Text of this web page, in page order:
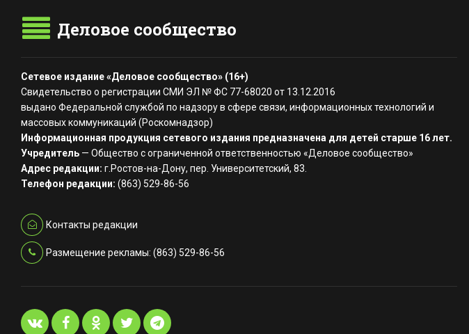
Деловое сообщество
Сетевое издание «Деловое сообщество» (16+)
Свидетельство о регистрации СМИ ЭЛ № ФС 77-68020 от 13.12.2016
выдано Федеральной службой по надзору в сфере связи, информационных технологий и
массовых коммуникаций (Роскомнадзор)
Информационная продукция сетевого издания предназначена для детей старше 16 лет.
Учредитель — Общество с ограниченной ответственностью «Деловое сообщество»
Адрес редакции: г.Ростов-на-Дону, пер. Университетский, 83.
Телефон редакции: (863) 529-86-56
Контакты редакции
Размещение рекламы: (863) 529-86-56